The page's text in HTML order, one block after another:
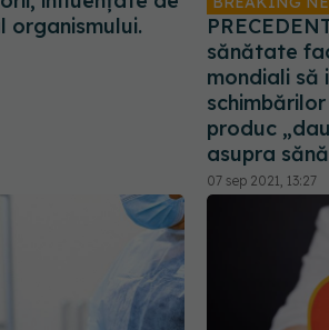
organismului.
sănătate
mondiali să
produc
asupra
07 sep 2021, 13:27